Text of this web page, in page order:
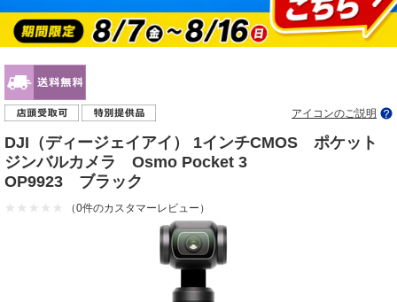
アイコンのご説明
DJI（ディージェイアイ） 1インチCMOS ポケット
ジンバルカメラ Osmo Pocket 3
OP9923 ブラック
（0件のカスタマーレビュー）